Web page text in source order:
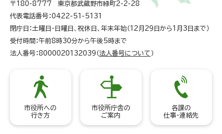
〒180-8777 東京都武蔵野市緑町2-2-28
代表電話番号：0422-51-5131
閉庁日：土曜日・日曜日、祝休日、年末年始（12月29日から1月3日まで）
受付時間：午前8時30分から午後5時まで
法人番号：8000020132039（ 法人番号について ）
市役所への
行き方
市役所庁舎の
ご案内
各課の
仕事・連絡先